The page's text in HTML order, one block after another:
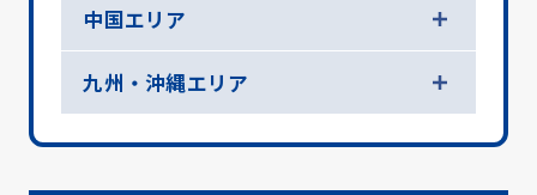
中国エリア
九州・沖縄エリア